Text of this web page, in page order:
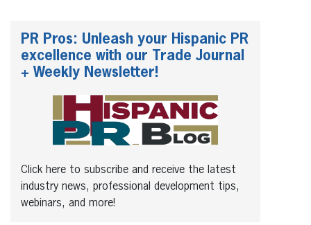
PR Pros: Unleash your Hispanic PR
excellence with our Trade Journal
+ Weekly Newsletter!
Click here to subscribe and receive the latest
industry news, professional development tips,
webinars, and more!